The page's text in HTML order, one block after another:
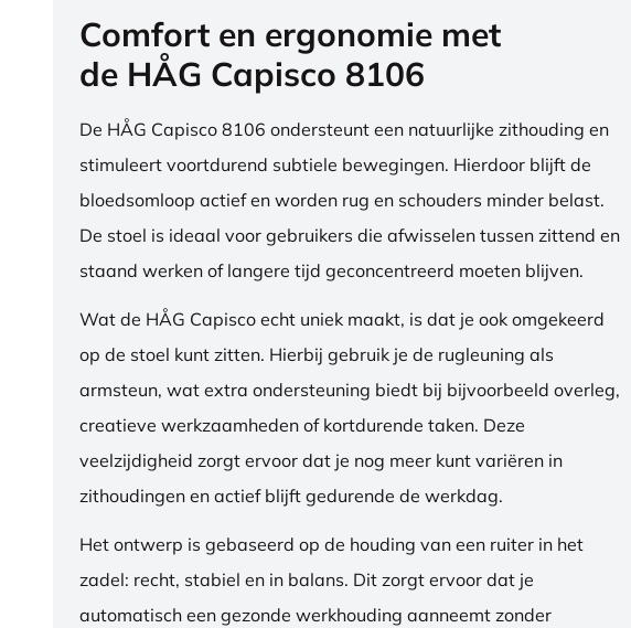
Comfort en ergonomie met
de HÅG Capisco 8106
De HÅG Capisco 8106 ondersteunt een natuurlijke zithouding en
stimuleert voortdurend subtiele bewegingen. Hierdoor blijft de
bloedsomloop actief en worden rug en schouders minder belast.
De stoel is ideaal voor gebruikers die afwisselen tussen zittend en
staand werken of langere tijd geconcentreerd moeten blijven.
Wat de HÅG Capisco echt uniek maakt, is dat je ook omgekeerd
op de stoel kunt zitten. Hierbij gebruik je de rugleuning als
armsteun, wat extra ondersteuning biedt bij bijvoorbeeld overleg,
creatieve werkzaamheden of kortdurende taken. Deze
veelzijdigheid zorgt ervoor dat je nog meer kunt variëren in
zithoudingen en actief blijft gedurende de werkdag.
Het ontwerp is gebaseerd op de houding van een ruiter in het
zadel: recht, stabiel en in balans. Dit zorgt ervoor dat je
automatisch een gezonde werkhouding aanneemt zonder